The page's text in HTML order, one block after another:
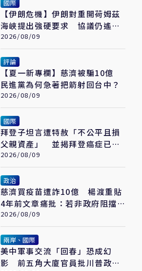
國際
【伊朗危機】伊朗對重開荷姆茲
海峽提出強硬要求 協議仍遙不
可及
2026/08/09
評論
【夏一新專欄】慈濟被騙10億
民進黨為何急著把箭射回台中？
2026/08/09
國際
拜登子坦言遭特赦「不公平且損
父親資產」 並揭拜登癌症已擴
散至骨骼
2026/08/09
政治
慈濟買疫苗遭詐10億 楊渡重貼
4年前文章痛批：若非政府阻擋
會這樣嗎？
2026/08/09
兩岸、國際
美中軍事交流「回春」恐成幻
影 前五角大廈官員批川普政府